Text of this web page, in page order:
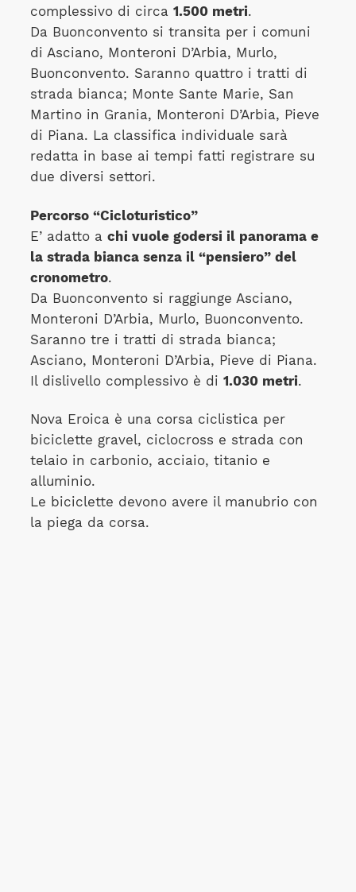
complessivo di circa 1.500 metri.
Da Buonconvento si transita per i comuni
di Asciano, Monteroni D’Arbia, Murlo,
Buonconvento. Saranno quattro i tratti di
strada bianca; Monte Sante Marie, San
Martino in Grania, Monteroni D’Arbia, Pieve
di Piana. La classifica individuale sarà
redatta in base ai tempi fatti registrare su
due diversi settori.
Percorso “Cicloturistico”
E’ adatto a chi vuole godersi il panorama e
la strada bianca senza il “pensiero” del
cronometro.
Da Buonconvento si raggiunge Asciano,
Monteroni D’Arbia, Murlo, Buonconvento.
Saranno tre i tratti di strada bianca;
Asciano, Monteroni D’Arbia, Pieve di Piana.
Il dislivello complessivo è di 1.030 metri.
Nova Eroica è una corsa ciclistica per
biciclette gravel, ciclocross e strada con
telaio in carbonio, acciaio, titanio e
alluminio.
Le biciclette devono avere il manubrio con
la piega da corsa.